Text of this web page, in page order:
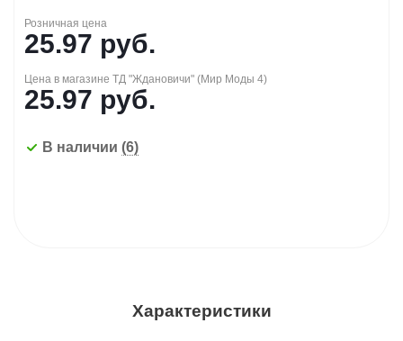
Розничная цена
25.97 руб.
Цена в магазине ТД "Ждановичи" (Мир Моды 4)
25.97 руб.
В наличии (6)
Характеристики